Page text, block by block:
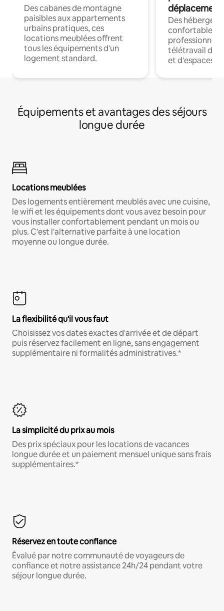
Des cabanes de montagne
paisibles aux appartements
urbains pratiques, ces
locations meublées offrent
tous les équipements d'un
logement standard.
déplacement
Des
confortables
professionnels
télétravail
et d'espaces
Équipements et avantages des séjours
longue durée
Locations meublées
Des logements entièrement meublés avec une cuisine,
le wifi et les équipements dont vous avez besoin pour
vous installer confortablement pendant un mois ou
plus. C'est l'alternative parfaite à une location
moyenne ou longue durée.
La flexibilité qu'il vous faut
Choisissez vos dates exactes d'arrivée et de départ
puis réservez facilement en ligne, sans engagement
supplémentaire ni formalités administratives.*
La simplicité du prix au mois
Des prix spéciaux pour les locations de vacances
longue durée et un paiement mensuel unique sans frais
supplémentaires.*
Réservez en toute confiance
Évalué par notre communauté de voyageurs de
confiance et notre assistance 24h/24 pendant votre
séjour longue durée.